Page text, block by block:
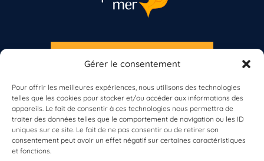
Gérer le consentement
Pour offrir les meilleures expériences, nous utilisons des technologies
telles que les cookies pour stocker et/ou accéder aux informations des
appareils. Le fait de consentir à ces technologies nous permettra de
traiter des données telles que le comportement de navigation ou les ID
uniques sur ce site. Le fait de ne pas consentir ou de retirer son
consentement peut avoir un effet négatif sur certaines caractéristiques
et fonctions.
S'INSCRIRE À LA NEWSLETTER